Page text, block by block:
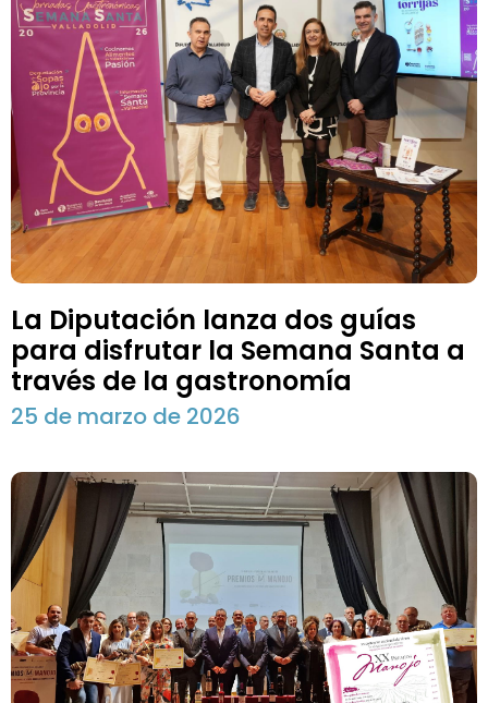
La Diputación lanza dos guías
para disfrutar la Semana Santa a
través de la gastronomía
25 de marzo de 2026